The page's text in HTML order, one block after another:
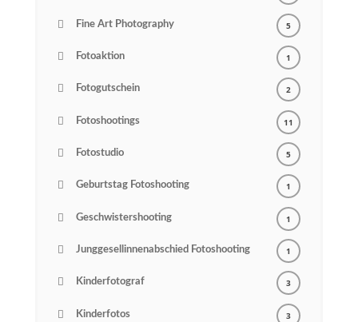
Fine Art Photography 5
Fotoaktion 1
Fotogutschein 2
Fotoshootings 11
Fotostudio 5
Geburtstag Fotoshooting 1
Geschwistershooting 1
Junggesellinnenabschied Fotoshooting 1
Kinderfotograf 3
Kinderfotos 3